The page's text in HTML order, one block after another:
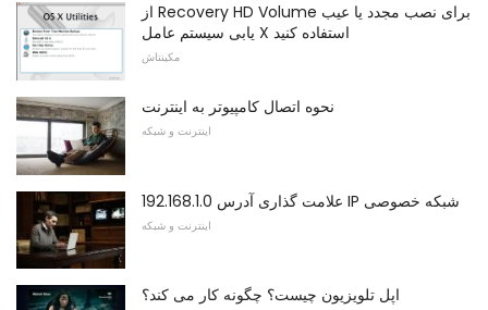
از Recovery HD Volume برای نصب مجدد یا عیب
یابی سیستم عامل X استفاده کنید
مکینتاش
نحوه اتصال کامپیوتر به اینترنت
اینترنت و شبکه
192.168.1.0 علامت گذاری آدرس IP شبکه خصوصی
اینترنت و شبکه
اپل تلویزیون چیست؟ چگونه کار می کند؟